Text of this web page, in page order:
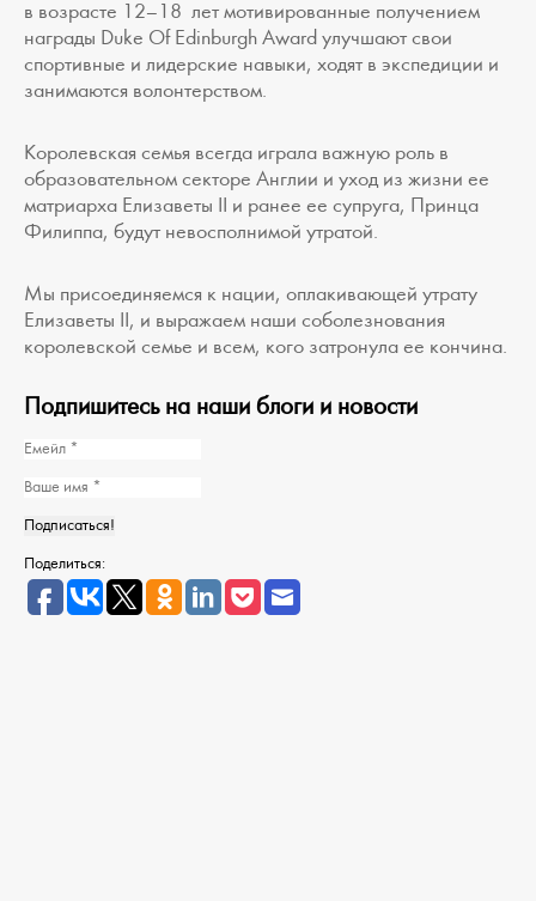
в возрасте 12–18 лет мотивированные получением
награды Duke Of Edinburgh Award улучшают свои
спортивные и лидерские навыки, ходят в экспедиции и
занимаются волонтерством.
Королевская семья всегда играла важную роль в
образовательном секторе Англии и уход из жизни ее
матриарха Eлизаветы II и ранее ее супруга, Принца
Филиппа, будут невосполнимой утратой.
Мы присоединяемся к нации, оплакивающей утрату
Eлизаветы II, и выражаем наши соболезнования
королевской семье и всем, кого затронула ее кончина.
Подпишитесь на наши блоги и новости
Поделиться: